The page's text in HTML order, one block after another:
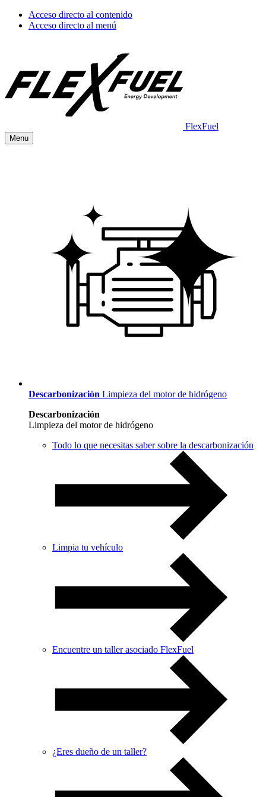
Acceso directo al contenido
Acceso directo al menú
FlexFuel
Menu
Descarbonización Limpieza del motor de hidrógeno
Descarbonización
Limpieza del motor de hidrógeno
Todo lo que necesitas saber sobre la descarbonización
Limpia tu vehículo
Encuentre un taller asociado FlexFuel
¿Eres dueño de un taller?